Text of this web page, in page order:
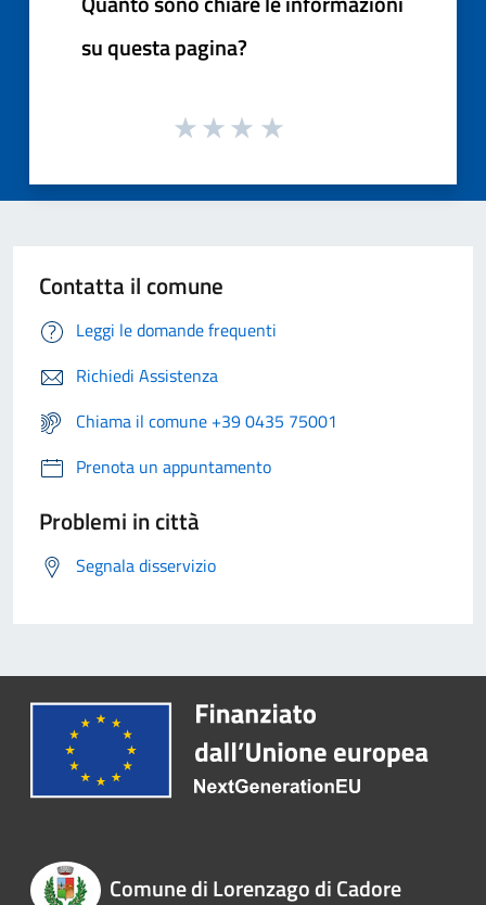
su questa pagina?
Contatta il comune
Leggi le domande frequenti
Richiedi Assistenza
Chiama il comune +39 0435 75001
Prenota un appuntamento
Problemi in città
Segnala disservizio
Comune di Lorenzago di Cadore